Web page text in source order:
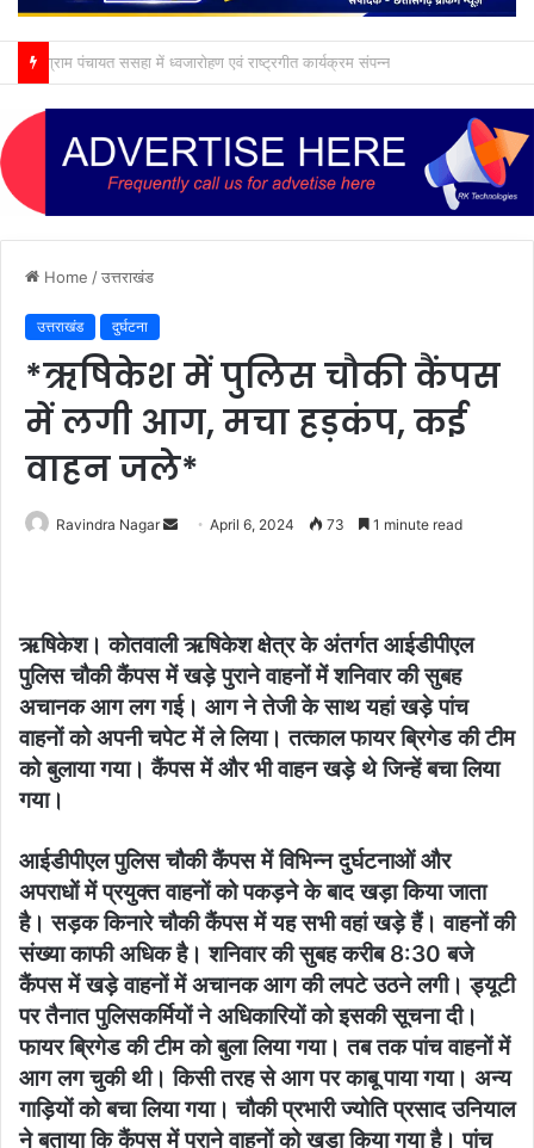
ग्राम पंचायत ससहा में ध्वजारोहण एवं राष्ट्रगीत कार्यक्रम संपन्न
Home /उत्तराखंड
उत्तराखंड दुर्घटना
*ऋषिकेश में पुलिस चौकी कैंपस
में लगी आग, मचा हड़कंप, कई
वाहन जले*
Ravindra Nagar
Send April 6, 2024 73 1 minute read
ऋषिकेश। कोतवाली ऋषिकेश क्षेत्र के अंतर्गत आईडीपीएल
पुलिस चौकी कैंपस में खड़े पुराने वाहनों में शनिवार की सुबह
अचानक आग लग गई। आग ने तेजी के साथ यहां खड़े पांच
वाहनों को अपनी चपेट में ले लिया। तत्काल फायर ब्रिगेड की टीम
को बुलाया गया। कैंपस में और भी वाहन खड़े थे जिन्हें बचा लिया
गया।
आईडीपीएल पुलिस चौकी कैंपस में विभिन्न दुर्घटनाओं और
अपराधों में प्रयुक्त वाहनों को पकड़ने के बाद खड़ा किया जाता
है। सड़क किनारे चौकी कैंपस में यह सभी वहां खड़े हैं। वाहनों की
संख्या काफी अधिक है। शनिवार की सुबह करीब 8:30 बजे
कैंपस में खड़े वाहनों में अचानक आग की लपटे उठने लगी। ड्यूटी
पर तैनात पुलिसकर्मियों ने अधिकारियों को इसकी सूचना दी।
फायर ब्रिगेड की टीम को बुला लिया गया। तब तक पांच वाहनों में
आग लग चुकी थी। किसी तरह से आग पर काबू पाया गया। अन्य
गाड़ियों को बचा लिया गया। चौकी प्रभारी ज्योति प्रसाद उनियाल
ने बताया कि कैंपस में पुराने वाहनों को खड़ा किया गया है। पांच